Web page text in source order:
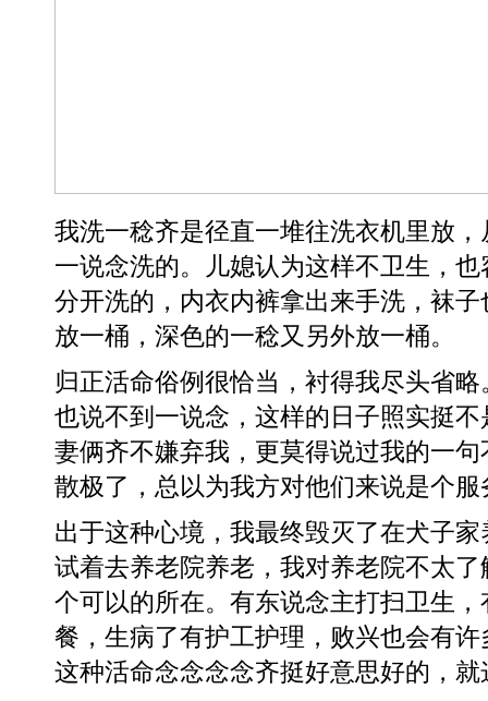
我洗一稔齐是径直一堆往洗衣机里放
一说念洗的。儿媳认为这样不卫生，
分开洗的，内衣内裤拿出来手洗，袜
放一桶，深色的一稔又另外放一桶。
归正活命俗例很恰当，衬得我尽头省
也说不到一说念，这样的日子照实挺
妻俩齐不嫌弃我，更莫得说过我的一
散极了，总以为我方对他们来说是个服
出于这种心境，我最终毁灭了在犬子
试着去养老院养老，我对养老院不太
个可以的所在。有东说念主打扫卫生
餐，生病了有护工护理，败兴也会有
这种活命念念念念齐挺好意思好的，